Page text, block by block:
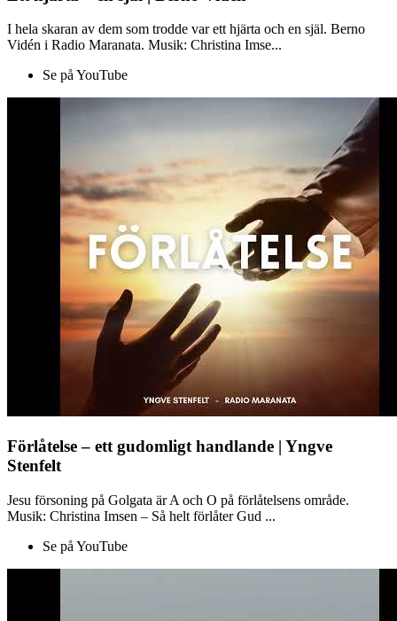
I hela skaran av dem som trodde var ett hjärta och en själ. Berno
Vidén i Radio Maranata. Musik: Christina Imse...
Se på YouTube
Förlåtelse – ett gudomligt handlande | Yngve
Stenfelt
Jesu försoning på Golgata är A och O på förlåtelsens område.
Musik: Christina Imsen – Så helt förlåter Gud ...
Se på YouTube